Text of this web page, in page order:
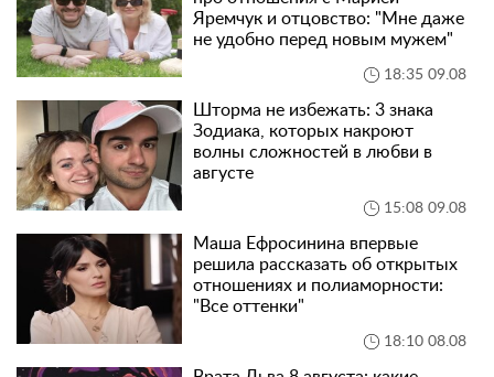
Яремчук и отцовство: "Мне даже
не удобно перед новым мужем"
18:35 09.08
Шторма не избежать: 3 знака
Зодиака, которых накроют
волны сложностей в любви в
августе
15:08 09.08
Маша Ефросинина впервые
решила рассказать об открытых
отношениях и полиаморности:
"Все оттенки"
18:10 08.08